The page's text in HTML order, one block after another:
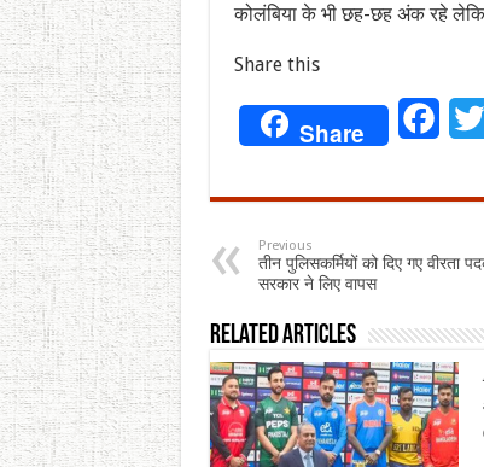
कोलंबिया के भी छह-छह अंक रहे
Share this
Share
Previous
तीन पुलिसकर्मियों को दिए गए वीरता
सरकार ने लिए वापस
Related Articles